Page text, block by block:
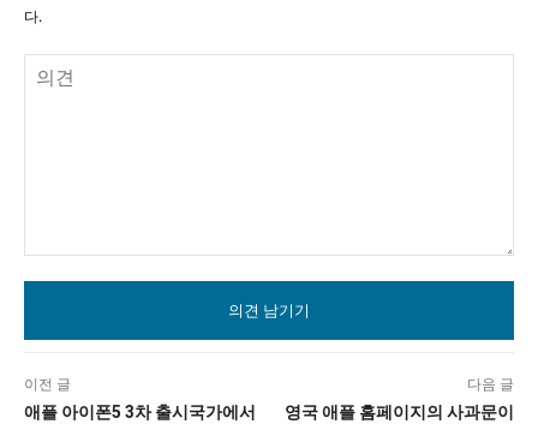
다.
이전 글
애플 아이폰5 3차 출시국가에서
다음 글
영국 애플 홈페이지의 사과문이